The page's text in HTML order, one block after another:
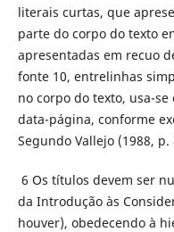
literais curtas, que
parte do corpo do texto
apresentadas em recuo
fonte 10, entrelinhas
no corpo do texto, usa-
data-página, conforme
Segundo Vallejo (1988,
6 Os títulos devem ser
da Introdução às
houver), obedecendo à